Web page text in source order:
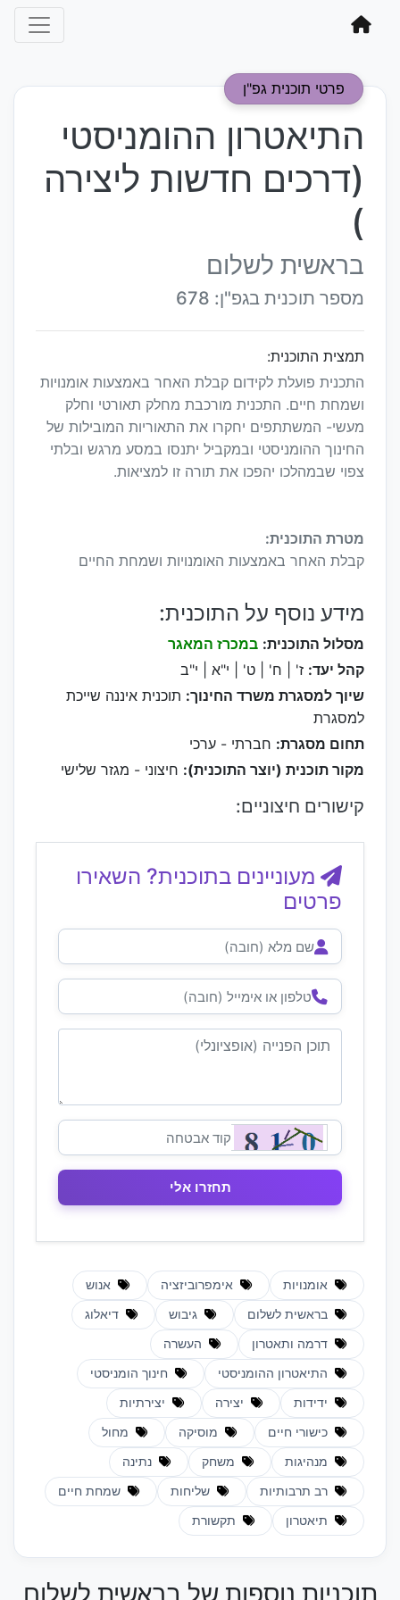
פרטי תוכנית גפ"ן
התיאטרון ההומניסטי
(דרכים חדשות ליצירה
)
בראשית לשלום
מספר תוכנית בגפ"ן: 678
תמצית התוכנית:
התכנית פועלת לקידום קבלת האחר באמצעות אומנויות
ושמחת חיים. התכנית מורכבת מחלק תאורטי וחלק
מעשי- המשתתפים יחקרו את התאוריות המובילות של
החינוך ההומניסטי ובמקביל יתנסו במסע מרגש ובלתי
צפוי שבמהלכו יהפכו את תורה זו למציאות.
מטרת התוכנית:
קבלת האחר באמצעות האומנויות ושמחת החיים
מידע נוסף על התוכנית:
מסלול התוכנית: במכרז המאגר
קהל יעד: ז' | ח' | ט' | י"א | י"ב
שיוך למסגרת משרד החינוך: תוכנית איננה שייכת
למסגרת
תחום מסגרת: חברתי - ערכי
מקור תוכנית (יוצר התוכנית): חיצוני - מגזר שלישי
קישורים חיצוניים:
מעוניינים בתוכנית? השאירו
פרטים
אומנויות אימפרוביזציה אנוש
בראשית לשלום גיבוש דיאלוג
דרמה ותאטרון העשרה
התיאטרון ההומניסטי חינוך הומניסטי
ידידות יצירה יצירתיות
כישורי חיים מוסיקה מחול
מנהיגות משחק נתינה
רב תרבותיות שליחות שמחת חיים
תיאטרון תקשורת
תוכניות נוספות של בראשית לשלום